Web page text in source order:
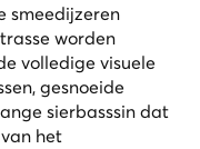
smeedijzeren
worden
volledige visuele
gesnoeide
sierbasssin dat
het